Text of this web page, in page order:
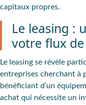
capitaux propres.
Le leasing :
votre flux
Le leasing se révèle
entreprises cherchant à
bénéficiant d’un
achat qui nécessite un